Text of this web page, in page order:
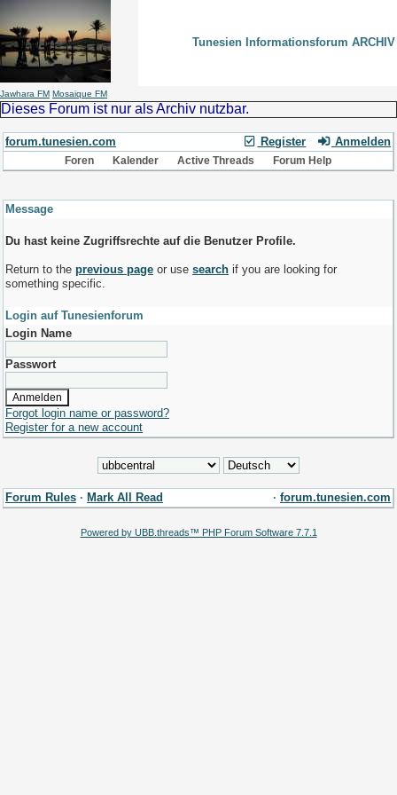
Tunesien Informationsforum ARCHIV
Jawhara FM Mosaique FM
Dieses Forum ist nur als Archiv nutzbar.
Register Anmelden
forum.tunesien.com
Foren Kalender Active Threads Forum Help
Message
Du hast keine Zugriffsrechte auf die Benutzer Profile.
Return to the previous page or use search if you are looking for
something specific.
Login auf Tunesienforum
Login Name
Passwort
Forgot login name or password?
Register for a new account
Forum Rules · Mark All Read · forum.tunesien.com
Powered by UBB.threads™ PHP Forum Software 7.7.1